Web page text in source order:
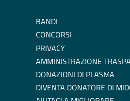
BANDI
CONCORSI
PRIVACY
AMMINISTRAZIONE
DONAZIONI DI PLASMA
DIVENTA DONATORE DI